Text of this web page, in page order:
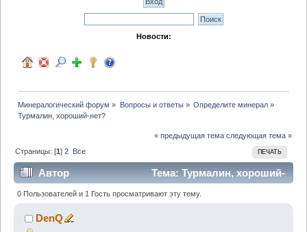
Новости:
Минералогический форум » Вопросы и ответы» Определите минерал»
Турмалин, хороший-нет?
« предыдущая тема следующая тема »
ПЕЧАТЬ
Страницы: [1]2 Все
Автор
Тема: Турмалин, хороший-
нет? (Прочитано 6120 раз)
0 Пользователей и 1 Гость просматривают эту тему.
DenQ